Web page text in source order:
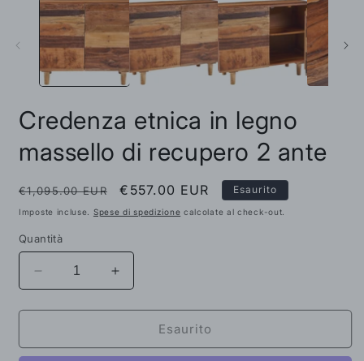
multimediali
finestra
modale
Credenza etnica in legno
massello di recupero 2 ante
Prezzo
di
€1,095.00 EUR
Prezzo
scontato
€557.00 EUR Esaurito
Imposte incluse. Spese di spedizione calcolate al check-out.
Quantità
Diminuisci
quantità
per
etnica
Aumenta
quantità
per
Credenza
etnica
Esaurito